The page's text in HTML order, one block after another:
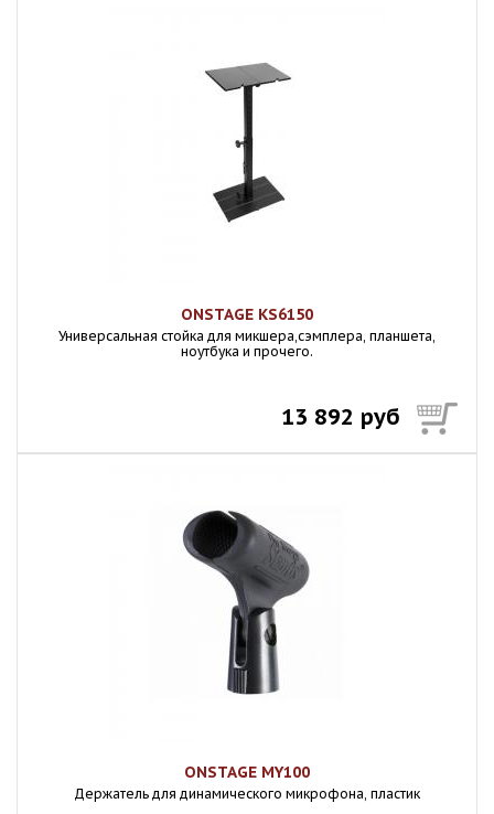
ONSTAGE KS6150
Универсальная стойка для микшера,сэмплера, планшета,
ноутбука и прочего.
13 892 руб
ONSTAGE MY100
Держатель для динамического микрофона, пластик